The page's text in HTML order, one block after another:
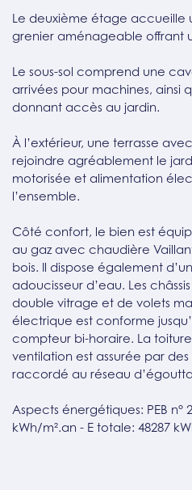
Le deuxième étage accueille
grenier aménageable offrant
Le sous-sol comprend une
arrivées pour machines, ainsi
donnant accès au jardin.
À l’extérieur, une terrasse
rejoindre agréablement le
motorisée et alimentation
l’ensemble.
Côté confort, le bien est
au gaz avec chaudière
bois. Il dispose également
adoucisseur d’eau. Les
double vitrage et de volets
électrique est conforme
compteur bi-horaire. La
ventilation est assurée par
raccordé au réseau
Aspects énergétiques: PEB n°
kWh/m².an - E totale: 48287